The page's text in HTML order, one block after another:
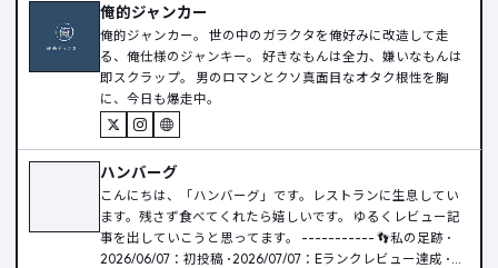
俺的ジャンカー
俺的ジャンカー。 世の中のガラクタを俺好みに改造して走
る、俺仕様のジャンキー。 好きなもんは全力、嫌いなもんは
即スクラップ。 男のロマンとクソ真面目なオタク根性を胸
に、今日も爆走中。
ハンバーグ
こんにちは、「ハンバーグ」です。レストランに生息してい
ます。残さず食べてくれたら嬉しいです。 ゆるくレビュー記
事を出していこうと思ってます。 ----------- 👣私の足跡 ･
2026/06/07：初投稿 ･2026/07/07：Eランクレビュー達成 ･